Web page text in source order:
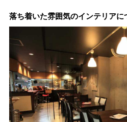
落ち着いた雰囲気のインテリア